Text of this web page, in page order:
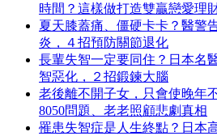
時間？這樣做打造雙贏戀愛理
夏天膝蓋痛、僵硬卡卡？醫警
炎，４招預防關節退化
長輩失智一定要同住？日本名
智惡化，２招鍛鍊大腦
老後離不開子女，只會使晚年
8050問題、老老照顧悲劇真相
罹患失智症是人生終點？日本